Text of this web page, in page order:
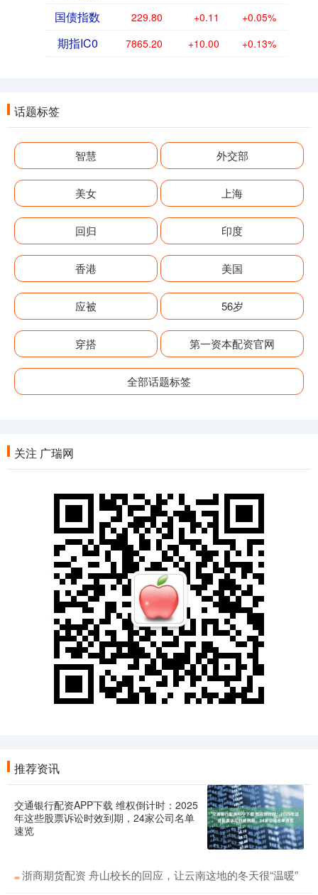
国债指数 229.80 +0.11 +0.05%
期指IC0 7865.20 +10.00 +0.13%
话题标签
智慧 外交部
美女 上海
回归 印度
香港 美国
应被 56岁
穿搭 第一资本配资官网
全部话题标签
关注 广瑞网
推荐资讯
交通银行配资APP下载 维权倒计时：2025
年这些股票诉讼时效到期，24家公司名单
速览
浙商期货配资 舟山校长的回应，让云南这地的冬天很“温暖”